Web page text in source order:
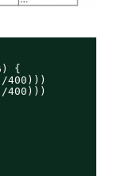
{
400)))
400)))